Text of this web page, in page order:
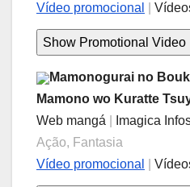
Vídeo promocional
Mamonogurai no
Mamono wo Kuratte
Web mangá
Imagica
Ação, Fantasia
Vídeo promocional